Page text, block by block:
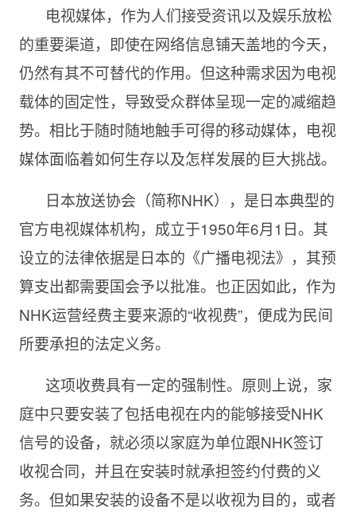
电视媒体，作为人们接受资讯以及娱乐放松
的重要渠道，即使在网络信息铺天盖地的今天，
仍然有其不可替代的作用。但这种需求因为电视
载体的固定性，导致受众群体呈现一定的减缩趋
势。相比于随时随地触手可得的移动媒体，电视
媒体面临着如何生存以及怎样发展的巨大挑战。
日本放送协会（简称NHK），是日本典型的
官方电视媒体机构，成立于1950年6月1日。其
设立的法律依据是日本的《广播电视法》，其预
算支出都需要国会予以批准。也正因如此，作为
NHK运营经费主要来源的“收视费”，便成为民间
所要承担的法定义务。
这项收费具有一定的强制性。原则上说，家
庭中只要安装了包括电视在内的能够接受NHK
信号的设备，就必须以家庭为单位跟NHK签订
收视合同，并且在安装时就承担签约付费的义
务。但如果安装的设备不是以收视为目的，或者